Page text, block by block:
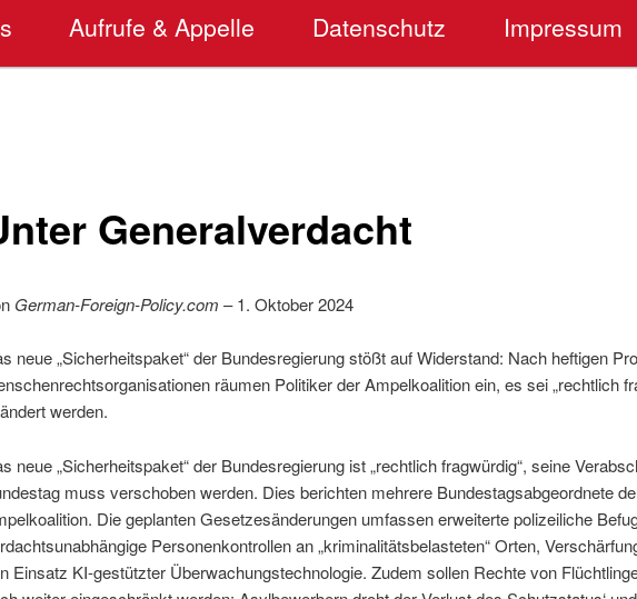
Aufrufe & Appelle Datenschutz Impressum
Generalverdacht
German-Foreign-Policy.com – 1. Oktober 2024
neue „Sicherheitspaket“ der Bundesregierung stößt auf Widerstand: Nach heftigen
räumen Politiker der Ampelkoalition ein, es sei „rechtlich
werden.
neue „Sicherheitspaket“ der Bundesregierung ist „rechtlich fragwürdig“, seine
muss verschoben werden. Dies berichten mehrere Bundestagsabgeordnete
Die geplanten Gesetzesänderungen umfassen erweiterte polizeiliche
Personenkontrollen an „kriminalitätsbelasteten“ Orten,
Einsatz KI-gestützter Überwachungstechnologie. Zudem sollen Rechte von